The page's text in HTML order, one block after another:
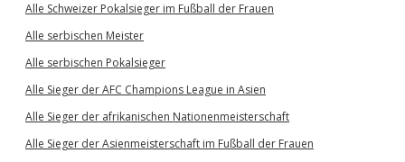
Alle Schweizer Pokalsieger im Fußball der Frauen
Alle serbischen Meister
Alle serbischen Pokalsieger
Alle Sieger der AFC Champions League in Asien
Alle Sieger der afrikanischen Nationenmeisterschaft
Alle Sieger der Asienmeisterschaft im Fußball der Frauen